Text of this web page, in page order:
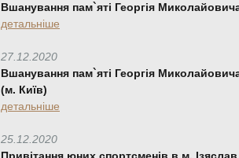
Вшанування пам`яті Георгія
детальніше
27.12.2020
Вшанування пам`яті Георгія
(м. Київ)
детальніше
25.12.2020